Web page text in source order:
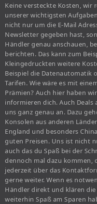
Keine versteckte Kosten, wir
unserer wichtigsten
nicht nur um die E-Mail
Newsletter gegeben hast,
Händler genau anschauen,
berichten. Das kann zum
Kleingedruckten weitere
Beispiel die Datenautomatik
Tarifen. Wie wäre es mit
Prämien? Auch hier haben
informieren dich. Auch Deals
uns ganz genau an. Dazu
Konsolen aus anderen
England und besonders
guten Preisen. Uns ist nicht
auch das du Spaß bei der
dennoch mal dazu kommen,
jederzeit über das
gerne weiter. Wenn es
Händler direkt und klären
weiterhin Spaß am Sparen